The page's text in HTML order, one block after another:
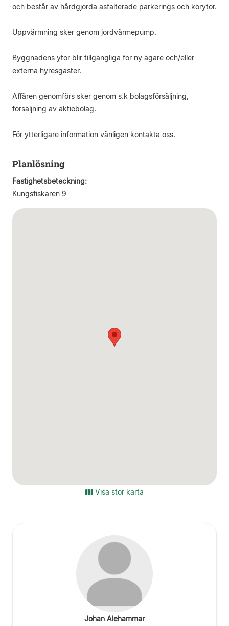
och består av hårdgjorda asfalterade parkerings och körytor.
Uppvärmning sker genom jordvärmepump.
Byggnadens ytor blir tillgängliga för ny ägare och/eller
externa hyresgäster.
Affären genomförs sker genom s.k bolagsförsäljning,
försäljning av aktiebolag.
För ytterligare information vänligen kontakta oss.
Planlösning
Fastighetsbeteckning:
Kungsfiskaren 9
Visa stor karta
Johan Alehammar